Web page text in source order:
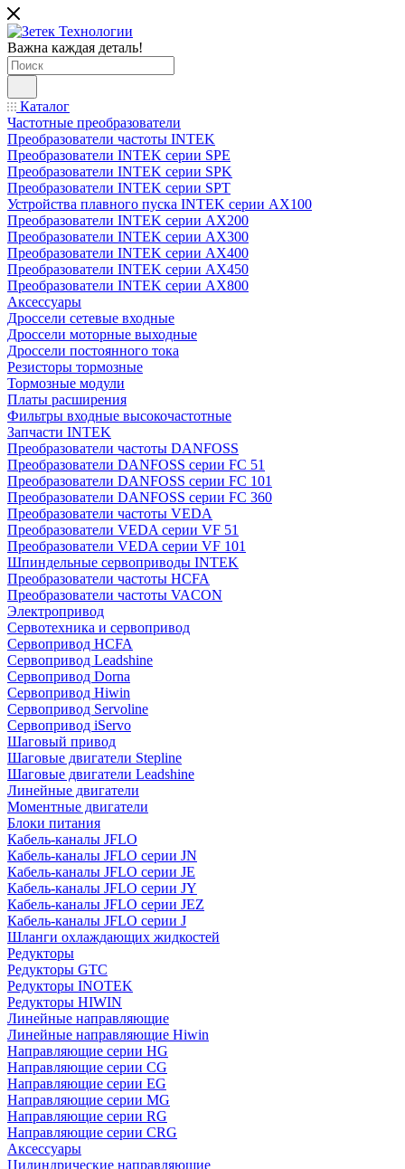
Важна каждая деталь!
Каталог
Частотные преобразователи
Преобразователи частоты INTEK
Преобразователи INTEK серии SPE
Преобразователи INTEK серии SPK
Преобразователи INTEK серии SPT
Устройства плавного пуска INTEK серии AX100
Преобразователи INTEK серии AX200
Преобразователи INTEK серии AX300
Преобразователи INTEK серии AX400
Преобразователи INTEK серии AX450
Преобразователи INTEK серии AX800
Аксессуары
Дроссели сетевые входные
Дроссели моторные выходные
Дроссели постоянного тока
Резисторы тормозные
Тормозные модули
Платы расширения
Фильтры входные высокочастотные
Запчасти INTEK
Преобразователи частоты DANFOSS
Преобразователи DANFOSS серии FC 51
Преобразователи DANFOSS серии FC 101
Преобразователи DANFOSS серии FC 360
Преобразователи частоты VEDA
Преобразователи VEDA серии VF 51
Преобразователи VEDA серии VF 101
Шпиндельные сервоприводы INTEK
Преобразователи частоты HCFA
Преобразователи частоты VACON
Электропривод
Сервотехника и сервопривод
Сервопривод HCFA
Сервопривод Leadshine
Сервопривод Dorna
Сервопривод Hiwin
Сервопривод Servoline
Сервопривод iServo
Шаговый привод
Шаговые двигатели Stepline
Шаговые двигатели Leadshine
Линейные двигатели
Моментные двигатели
Блоки питания
Кабель-каналы JFLO
Кабель-каналы JFLO серии JN
Кабель-каналы JFLO серии JE
Кабель-каналы JFLO серии JY
Кабель-каналы JFLO серии JEZ
Кабель-каналы JFLO серии J
Шланги охлаждающих жидкостей
Редукторы
Редукторы GTC
Редукторы INOTEK
Редукторы HIWIN
Линейные направляющие
Линейные направляющие Hiwin
Направляющие серии HG
Направляющие серии CG
Направляющие серии EG
Направляющие серии MG
Направляющие серии RG
Направляющие серии CRG
Аксессуары
Цилиндрические направляющие